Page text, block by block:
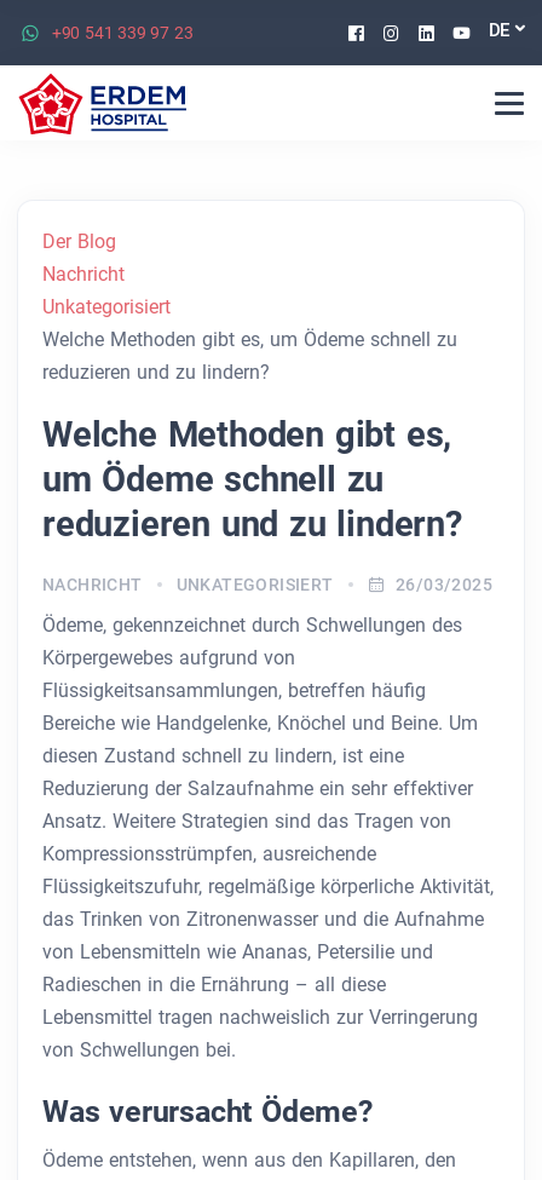
+90 541 339 97 23 Facebook
Instagram
Linkedin
DE
Der Blog
Nachricht
Unkategorisiert
Welche Methoden gibt es, um Ödeme schnell zu
reduzieren und zu lindern?
Welche Methoden gibt es,
um Ödeme schnell zu
reduzieren und zu lindern?
NACHRICHT UNKATEGORISIERT 26/03/2025
Ödeme, gekennzeichnet durch Schwellungen des
Körpergewebes aufgrund von
Flüssigkeitsansammlungen, betreffen häufig
Bereiche wie Handgelenke, Knöchel und Beine. Um
diesen Zustand schnell zu lindern, ist eine
Reduzierung der Salzaufnahme ein sehr effektiver
Ansatz. Weitere Strategien sind das Tragen von
Kompressionsstrümpfen, ausreichende
Flüssigkeitszufuhr, regelmäßige körperliche Aktivität,
das Trinken von Zitronenwasser und die Aufnahme
von Lebensmitteln wie Ananas, Petersilie und
Radieschen in die Ernährung – all diese
Lebensmittel tragen nachweislich zur Verringerung
von Schwellungen bei.
Was verursacht Ödeme?
Ödeme entstehen, wenn aus den Kapillaren, den